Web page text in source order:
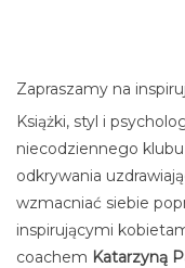
Zapraszamy na
Książki, styl i
niecodziennego
odkrywania
wzmacniać siebie
inspirującymi
coachem Katarzyną